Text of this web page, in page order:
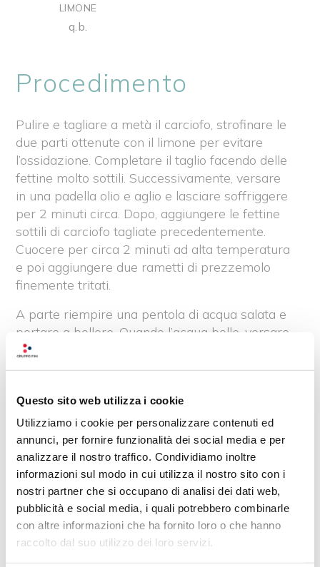
Questo sito web utilizza i cookie
Utilizziamo i cookie per personalizzare contenuti ed
annunci, per fornire funzionalità dei social media e per
analizzare il nostro traffico. Condividiamo inoltre
informazioni sul modo in cui utilizza il nostro sito con i
nostri partner che si occupano di analisi dei dati web,
pubblicità e social media, i quali potrebbero combinarle
con altre informazioni che ha fornito loro o che hanno
raccolto dal suo utilizzo dei loro servizi.
LIMONE
q.b.
Procedimento
Pulire e tagliare a metà il carciofo, strofinare le
due parti ottenute con il limone per evitare
l’ossidazione. Completare il taglio facendo delle
fettine molto sottili. Successivamente, versare
in una padella olio e aglio e lasciare soffriggere
per 2 minuti circa. Dopo, aggiungere le fettine
sottili di carciofo tagliate precedentemente.
Cuocere per circa 2 minuti ad alta temperatura
e poi aggiungere due rametti di prezzemolo
finemente tritati.
A parte riempire una pentola di acqua salata e
portare a bollore. Quando l’acqua bolle, versare
i ravioli al brasato e cuocerli per 3-4 minuti.
Scolare, e unire i ravioli ai carciofi e mescolare
un pizzico di prezzemolo tritato.
Recensioni su questo
prodotto
5,0